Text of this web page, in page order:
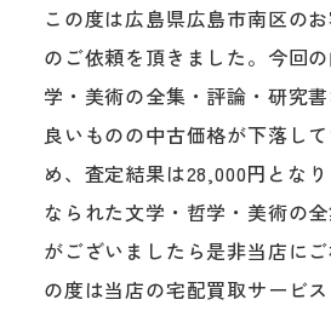
この度は広島県広島市南区の
のご依頼を頂きました。今回
学・美術の全集・評論・研究
良いものの中古価格が下落し
め、査定結果は28,000円とな
なられた文学・哲学・美術の
がございましたら是非当店に
の度は当店の宅配買取サービ